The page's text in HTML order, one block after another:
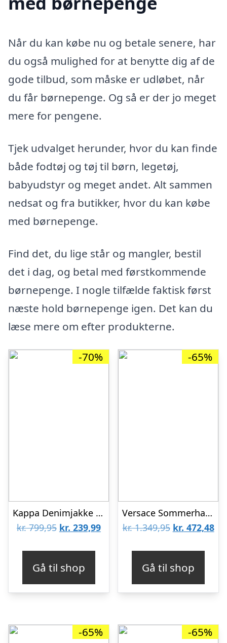
Når du kan købe nu og betale senere, har
du også mulighed for at benytte dig af de
gode tilbud, som måske er udløbet, når
du får børnepenge. Og så er der jo meget
mere for pengene.
Tjek udvalget herunder, hvor du kan finde
både fodtøj og tøj til børn, legetøj,
babyudstyr og meget andet. Alt sammen
nedsat og fra butikker, hvor du kan købe
med børnepenge.
Find det, du lige står og mangler, bestil
det i dag, og betal med førstkommende
børnepenge. I nogle tilfælde faktisk først
næste hold børnepenge igen. Det kan du
læse mere om efter produkterne.
-70%
Kappa Denimjakke m. For – Bascino – Sort
kr.799,95 Den
var:
kr. 799,95.
kr. 239,99Den
kr. 239,99.
Gå til shop
-65%
Versace Sommerhat – navy/Sort m. Logo
kr.1.349,95 Den
var:
kr. 1.349,95.
kr. 472,48
kr.
Gå til shop
-65% -65%